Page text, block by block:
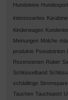
Hundeleine Hundesport
interessantes
Kinderwagen
Meinungen Molche
produkte Pseudotriton
Rezensionen Ruber
Schlüsselband
schädlinge
Tauchen Tauchsport